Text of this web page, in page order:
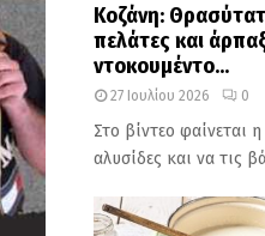
Κοζάνη:
πελάτες και
ντοκουμέντο...
27 Ιουλίου 2026 0
Στο βίντεο φαίνεται
αλυσίδες και να τις